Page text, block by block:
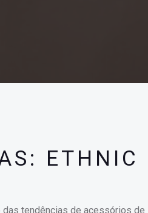
ETHNIC
tendências de acessórios de